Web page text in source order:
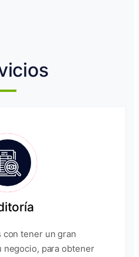
con tener un gran
negocio, para obtener